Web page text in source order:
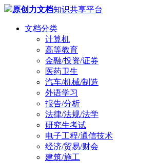
原创力文档知识共享平台
文档分类
计算机
高等教育
金融/投资/证券
医药卫生
汽车/机械/制造
外语学习
报告/分析
法律/法规/法学
研究生考试
电子工程/通信技术
经济/贸易/财会
建筑/施工